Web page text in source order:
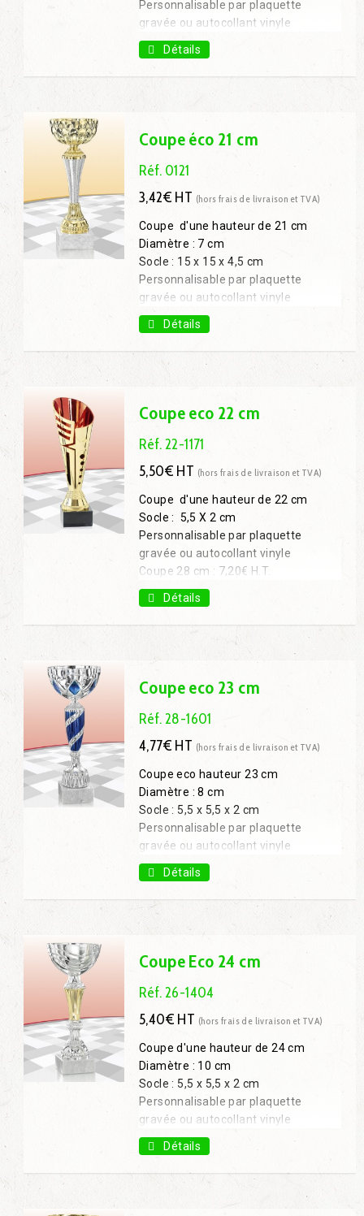
Personnalisable par plaquette
gravée ou autocollant vinyle
Coupe 19 cm : 3,80€ H.T.
Coupe 21 cm : 4,14€ H.T.
Coupe 22 cm : 4,70€ H.T.
Détails
Coupe éco 21 cm
Réf. 0121
3,42€ HT (hors frais de livraison et TVA)
Coupe d'une hauteur de 21 cm
Diamètre : 7 cm
Socle : 15 x 15 x 4,5 cm
Personnalisable par plaquette
gravée ou autocollant vinyle
Coupe 22 cm: 3,96€ H.T.
Coupe 24 cm : 4,68€ H.T.
Coupe 27 cm : 5,22€ H.T.
Coupe 30 cm : 6,66€ H.T.
Détails
Coupe eco 22 cm
Réf. 22-1171
5,50€ HT (hors frais de livraison et TVA)
Coupe d'une hauteur de 22 cm
Socle : 5,5 X 2 cm
Personnalisable par plaquette
gravée ou autocollant vinyle
Coupe 28 cm : 7,20€ H.T.
Coupe 32 cm : 9,10€ H.T.
Détails
Coupe eco 23 cm
Réf. 28-1601
4,77€ HT (hors frais de livraison et TVA)
Coupe eco hauteur 23 cm
Diamètre : 8 cm
Socle : 5,5 x 5,5 x 2 cm
Personnalisable par plaquette
gravée ou autocollant vinyle
Coupe 26 cm : 6,03€ H.T.
Coupe 28 cm : 6,84€ H.T.
Coupe 32 cm : 8,64€ H.T.
Coupe 36 cm : 10,71€ H.T.
Détails
Coupe Eco 24 cm
Réf. 26-1404
5,40€ HT (hors frais de livraison et TVA)
Coupe d'une hauteur de 24 cm
Diamètre : 10 cm
Socle : 5,5 x 5,5 x 2 cm
Personnalisable par plaquette
gravée ou autocollant vinyle
Coupe 19 cm : 3,35€ H.T.
Coupe 21 cm : 3,87€ H.T.
Coupe 23 cm : 4,68€ H.T.
Coupe 29 cm : 6,75€ H.T.
Détails